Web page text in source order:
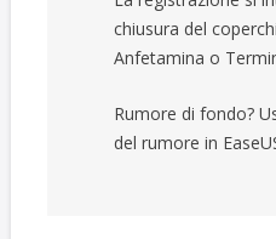
chiusura del
Anfetamina o
Rumore di fondo?
del rumore in